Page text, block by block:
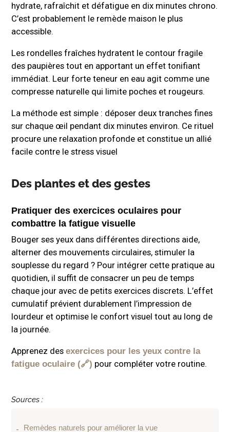
hydrate, rafraîchit et défatigue en dix minutes chrono.
C’est probablement le remède maison le plus
accessible.
Les rondelles fraîches hydratent le contour fragile
des paupières tout en apportant un effet tonifiant
immédiat. Leur forte teneur en eau agit comme une
compresse naturelle qui limite poches et rougeurs.
La méthode est simple : déposer deux tranches fines
sur chaque œil pendant dix minutes environ. Ce rituel
procure une relaxation profonde et constitue un allié
facile contre le stress visuel
Des plantes et des gestes
Pratiquer des exercices oculaires pour
combattre la fatigue visuelle
Bouger ses yeux dans différentes directions aide,
alterner des mouvements circulaires, stimuler la
souplesse du regard ? Pour intégrer cette pratique au
quotidien, il suffit de consacrer un peu de temps
chaque jour avec de petits exercices discrets. L’effet
cumulatif prévient durablement l’impression de
lourdeur et optimise le confort visuel tout au long de
la journée.
Apprenez desexercices pour les yeux contre la
fatigue oculaire
pour compléter votre routine.
Sources :
Remèdes naturels pour améliorer la vue